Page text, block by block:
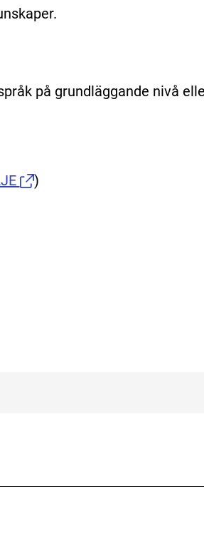
på grundläggande nivå
)